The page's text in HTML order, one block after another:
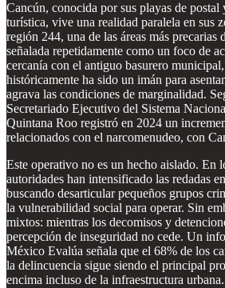
Cancún, conocida por sus playas de
turística, vive una realidad paralela en sus
región 244, una de las áreas más precarias
señalada repetidamente como un foco de
cercanía con el antiguo basurero
históricamente ha sido un imán para
agrava las condiciones de marginalidad.
Secretariado Ejecutivo del Sistema
Quintana Roo registró en 2024 un
relacionados con el narcomenudeo, con
Este operativo no es un hecho aislado. En
autoridades han intensificado las redadas
buscando desarticular pequeños grupos
la vulnerabilidad social para operar. Sin
mixtos: mientras los decomisos y
percepción de inseguridad no cede. Un
México Evalúa señala que el 68% de los
la delincuencia sigue siendo el principal
encima incluso de la infraestructura urbana.